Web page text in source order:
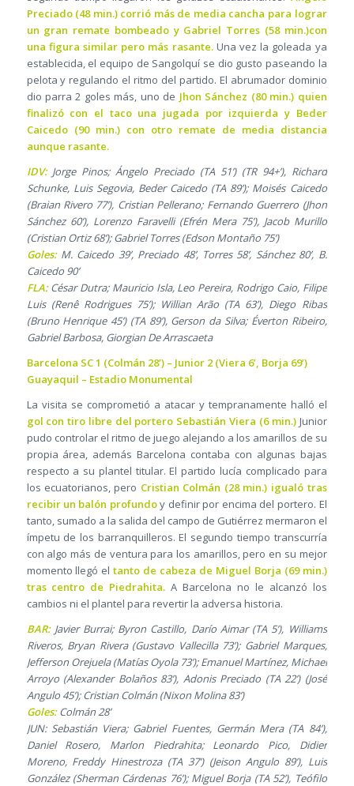
Preciado (48 min.) corrió más de media cancha para lograr
un gran remate bombeado y Gabriel Torres (58 min.)con
una figura similar pero más rasante.Una vez la goleada ya
establecida, el equipo de Sangolquí se dio gusto paseando la
pelota y regulando el ritmo del partido. El abrumador dominio
dio parra 2 goles más, uno de Jhon Sánchez (80 min.) quien
finalizó con el taco una jugada por izquierda y Beder
Caicedo (90 min.) con otro remate de media distancia
aunque rasante.
IDV:Jorge Pinos; Ángelo Preciado (TA 51’) (TR 94+’), Richard
Schunke, Luis Segovia, Beder Caicedo (TA 89’); Moisés Caicedo
(Braian Rivero 77’), Cristian Pellerano; Fernando Guerrero (Jhon
Sánchez 60’), Lorenzo Faravelli (Efrén Mera 75’), Jacob Murillo
(Cristian Ortiz 68’); Gabriel Torres (Edson Montaño 75’)
Goles:M. Caicedo 39’, Preciado 48’, Torres 58’, Sánchez 80’, B.
Caicedo 90’
FLA:César Dutra; Mauricio Isla, Leo Pereira, Rodrigo Caio, Filipe
Luis (Renê Rodrigues 75’); Willian Arão (TA 63’), Diego Ribas
(Bruno Henrique 45’) (TA 89’), Gerson da Silva; Éverton Ribeiro,
Gabriel Barbosa, Giorgian De Arrascaeta
Barcelona SC 1 (Colmán 28’) – Junior 2 (Viera 6’, Borja 69’)
Guayaquil – Estadio Monumental
La visita se comprometió a atacar y tempranamente halló el
gol con tiro libre del portero Sebastián Viera (6 min.)Junior
pudo controlar el ritmo de juego alejando a los amarillos de su
propia área, además Barcelona contaba con algunas bajas
respecto a su plantel titular. El partido lucía complicado para
los ecuatorianos, pero Cristian Colmán (28 min.) igualó tras
recibir un balón profundoy definir por encima del portero. El
tanto, sumado a la salida del campo de Gutiérrez mermaron el
ímpetu de los barranquilleros. El segundo tiempo transcurría
con algo más de ventura para los amarillos, pero en su mejor
momento llegó el tanto de cabeza de Miguel Borja (69 min.)
tras centro de Piedrahita.A Barcelona no le alcanzó los
cambios ni el plantel para revertir la adversa historia.
BAR:Javier Burrai; Byron Castillo, Darío Aimar (TA 5’), Williams
Riveros, Bryan Rivera (Gustavo Vallecilla 73’); Gabriel Marques,
Jefferson Orejuela (Matías Oyola 73’); Emanuel Martínez, Michael
Arroyo (Alexander Bolaños 83’), Adonis Preciado (TA 22’) (José
Angulo 45’); Cristian Colmán (Nixon Molina 83’)
Goles:Colmán 28’
JUN: Sebastián Viera; Gabriel Fuentes, Germán Mera (TA 84’),
Daniel Rosero, Marlon Piedrahita; Leonardo Pico, Didier
Moreno, Freddy Hinestroza (TA 37’) (Jeison Angulo 89’), Luis
González (Sherman Cárdenas 76’); Miguel Borja (TA 52’), Teófilo